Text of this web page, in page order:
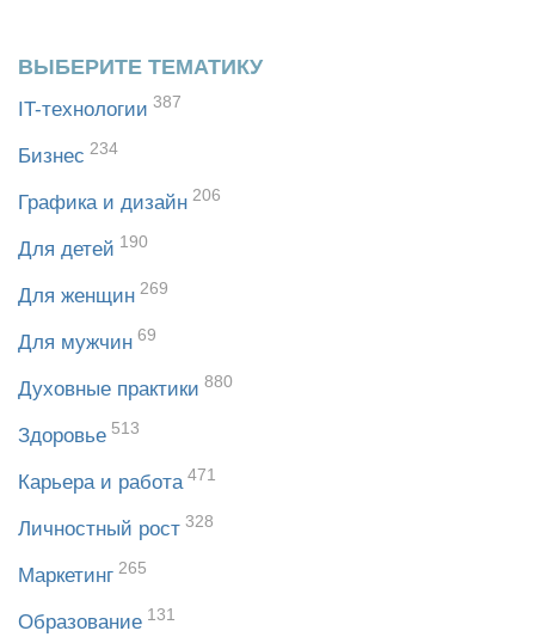
ВЫБЕРИТЕ ТЕМАТИКУ
IT-технологии 387
Бизнес 234
Графика и дизайн 206
Для детей 190
Для женщин 269
Для мужчин 69
Духовные практики 880
Здоровье 513
Карьера и работа 471
Личностный рост 328
Маркетинг 265
Образование 131